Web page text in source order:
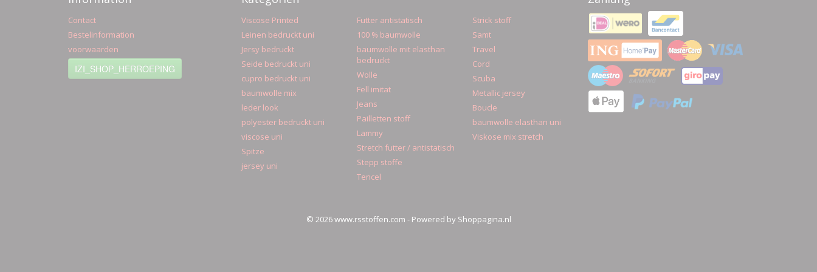
Contact
Bestelinformation
voorwaarden
IZI_SHOP_HERROEPING
Viscose Printed
Leinen bedruckt uni
Jersy bedruckt
Seide bedruckt uni
cupro bedruckt uni
baumwolle mix
leder look
polyester bedruckt uni
viscose uni
Spitze
jersey uni
Futter antistatisch
100 % baumwolle
baumwolle mit elasthan
bedruckt
Wolle
Fell imitat
Jeans
Pailletten stoff
Lammy
Stretch futter / antistatisch
Stepp stoffe
Tencel
Strick stoff
Samt
Travel
Cord
Scuba
Metallic jersey
Boucle
baumwolle elasthan uni
Viskose mix stretch
© 2026 www.rsstoffen.com - Powered by Shoppagina.nl